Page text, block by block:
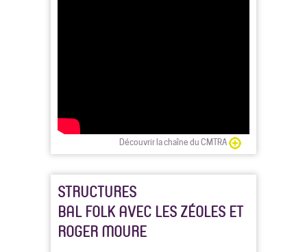
Découvrir la chaîne du CMTRA
STRUCTURES
BAL FOLK AVEC LES ZÉOLES ET
ROGER MOURE